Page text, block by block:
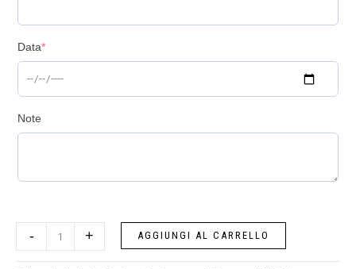
Data*
Note
- + AGGIUNGI AL CARRELLO